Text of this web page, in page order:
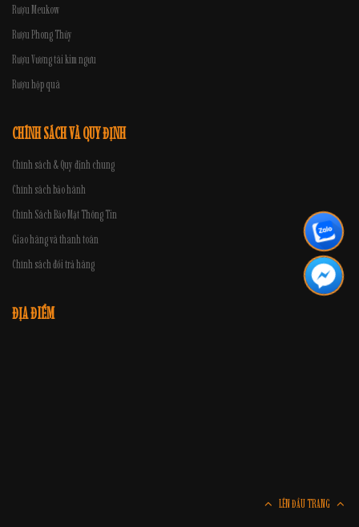
LÊN ĐẦU TRANG
Rượu Meukow
Rượu Phong Thủy
Rượu Vương tài kim ngưu
Rượu hộp quà
CHÍNH SÁCH VÀ QUY ĐỊNH
Chính sách & Quy định chung
Chính sách bảo hành
Chính Sách Bảo Mật Thông Tin
Giao hàng và thanh toán
Chính sách đổi trả hàng
ĐỊA ĐIỂM